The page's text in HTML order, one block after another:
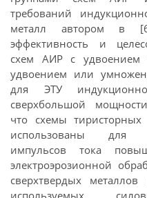
требований
металл автором в
эффективность и
схем АИР с удвоением
удвоением или
для ЭТУ
сверхбольшой
что схемы
использованы для
импульсов тока
электроэрозионной
сверхтвердых